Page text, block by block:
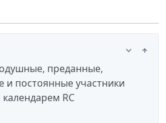
преданные,
и постоянные участники
RC